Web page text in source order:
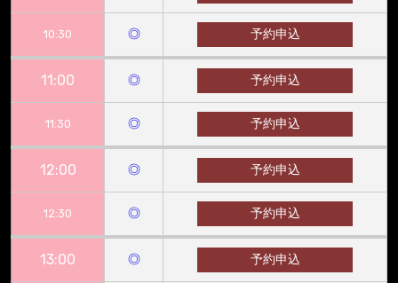
10:30 ◎ 予約申込
11:00 ◎ 予約申込
11:30 ◎ 予約申込
12:00 ◎ 予約申込
12:30 ◎ 予約申込
13:00 ◎ 予約申込